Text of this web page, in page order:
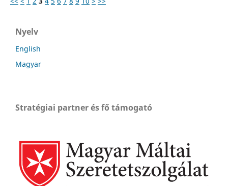
Nyelv
English
Magyar
Stratégiai partner és fő támogató